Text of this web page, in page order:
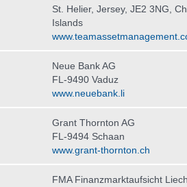
St. Helier, Jersey, JE2 3NG,
Islands
Neue Bank AG
FL-9490 Vaduz
www.neuebank.li
Grant Thornton AG
FL-9494 Schaan
www.grant-thornton.ch
FMA Finanzmarktaufsicht